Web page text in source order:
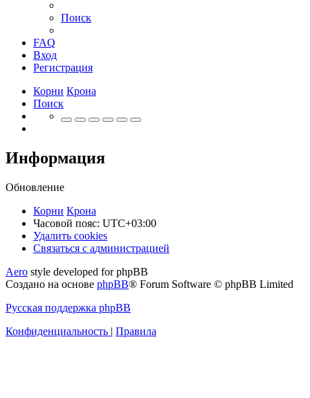
Поиск
FAQ
Вход
Регистрация
Корни Крона
Поиск
Информация
Обновление
Корни Крона
Часовой пояс: UTC+03:00
Удалить cookies
Связаться
администрацией
Связаться с администрацией
Aero style developed for phpBB
Создано на основе phpBB® Forum Software © phpBB Limited
Русская поддержка phpBB
Конфиденциальность | Правила